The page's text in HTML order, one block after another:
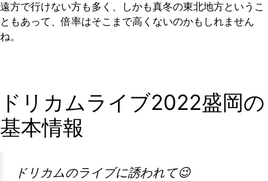
遠方で行けない方も多く、しかも真冬の東北地方というこ
ともあって、倍率はそこまで高くないのかもしれません
ね。
ドリカムライブ2022盛岡の
基本情報
ドリカムのライブに誘われて😉